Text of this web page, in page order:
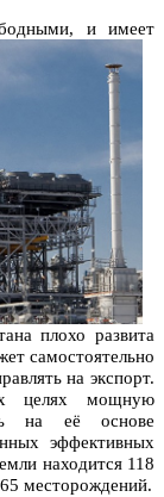
и имеет
плохо развита
самостоятельно
на экспорт.
целях мощную
на её основе
эффективных
находится 118
месторождений.